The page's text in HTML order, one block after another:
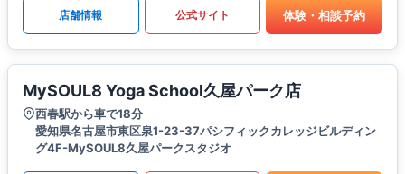
店舗情報 公式サイト 体験・相談予約
MySOUL8 Yoga School久屋パーク店
西春駅から車で18分
愛知県名古屋市東区泉1-23-37パシフィックカレッジビルディン
グ4F-MySOUL8久屋パークスタジオ